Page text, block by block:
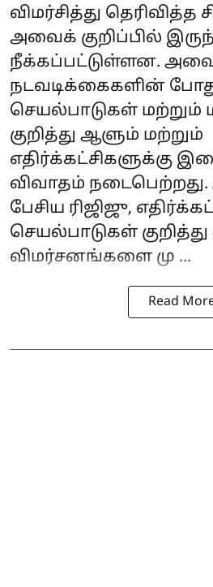
விமர்சித்து தெரிவித்த
அவைக் குறிப்பில்
நீக்கப்பட்டுள்ளன.
நடவடிக்கைகளின்
செயல்பாடுகள்
குறித்து ஆளும் மற்றும்
எதிர்க்கட்சிகளுக்கு
விவாதம்
பேசிய ரிஜிஜு,
செயல்பாடுகள்
விமர்சனங்களை மு ...
Read